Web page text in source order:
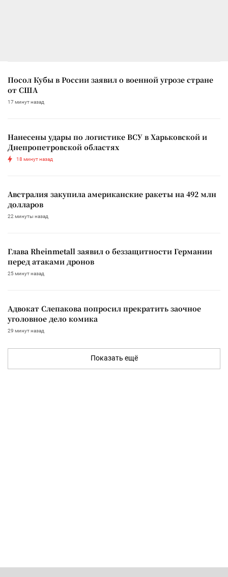
Посол Кубы в России заявил о военной угрозе стране
от США
17 минут назад
Нанесены удары по логистике ВСУ в Харьковской и
Днепропетровской областях
18 минут назад
Австралия закупила американские ракеты на 492 млн
долларов
22 минуты назад
Глава Rheinmetall заявил о беззащитности Германии
перед атаками дронов
25 минут назад
Адвокат Слепакова попросил прекратить заочное
уголовное дело комика
29 минут назад
Показать ещё